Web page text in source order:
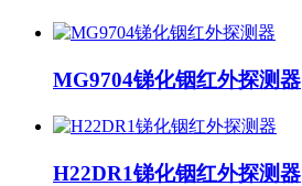
MG9704锑化铟红外探测器
H22DR1锑化铟红外探测器